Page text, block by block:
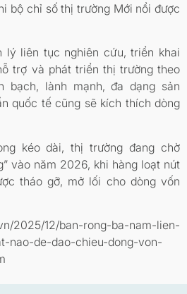
bộ chỉ số thị trường Mới nổi được
lý liên tục nghiên cứu, triển khai
trợ và phát triển thị trường theo
bạch, lành mạnh, đa dạng sản
quốc tế cũng sẽ kích thích dòng
kéo dài, thị trường đang chờ
vào năm 2026, khi hàng loạt nút
tháo gỡ, mở lối cho dòng vốn
2025/12/ban-rong-ba-nam-lien-
nao-de-dao-chieu-dong-von-